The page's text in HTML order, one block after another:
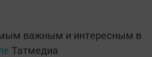
важным и интересным в
Татмедиа